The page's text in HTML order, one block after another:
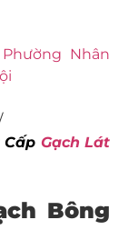
Nhân
Cấp Gạch Lát
Bông